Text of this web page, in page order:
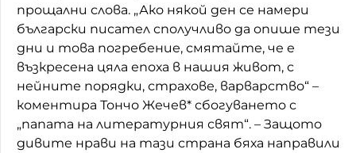
прощални слова. „Ако някой ден се намери
български писател сполучливо да опише тези
дни и това погребение, смятайте, че е
възкресена цяла епоха в нашия живот, с
нейните порядки, страхове, варварство“ –
коментира Тончо Жечев* сбогуването с
„папата на литературния свят“. – Защото
дивите нрави на тази страна бяха направили